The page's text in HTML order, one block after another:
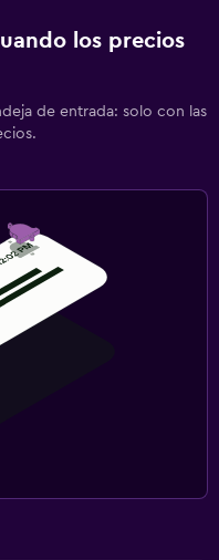
los precios
de entrada: solo con las